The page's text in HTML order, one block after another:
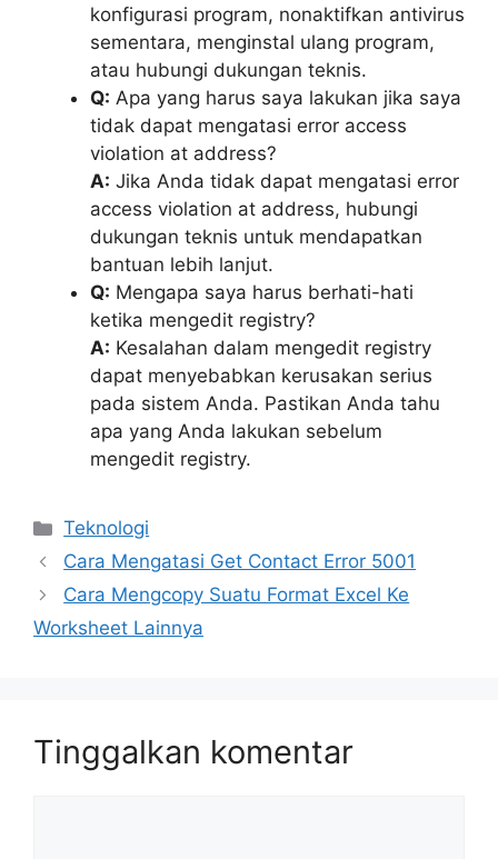
konfigurasi program, nonaktifkan antivirus
sementara, menginstal ulang program,
atau hubungi dukungan teknis.
Q: Apa yang harus saya lakukan jika saya
tidak dapat mengatasi error access
violation at address?
A: Jika Anda tidak dapat mengatasi error
access violation at address, hubungi
dukungan teknis untuk mendapatkan
bantuan lebih lanjut.
Q: Mengapa saya harus berhati-hati
ketika mengedit registry?
A: Kesalahan dalam mengedit registry
dapat menyebabkan kerusakan serius
pada sistem Anda. Pastikan Anda tahu
apa yang Anda lakukan sebelum
mengedit registry.
Kategori
Teknologi
Cara Mengatasi Get Contact Error 5001
Cara Mengcopy Suatu Format Excel Ke
Worksheet Lainnya
Tinggalkan komentar